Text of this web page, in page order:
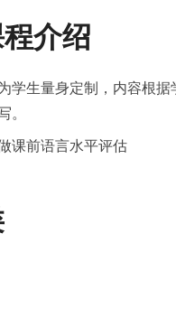
介绍
学生量身定制，内容根据
。
课前语言水平评估